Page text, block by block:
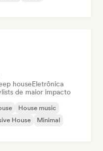
houseEletrônica
de maior impacto
House music
House
Minimal